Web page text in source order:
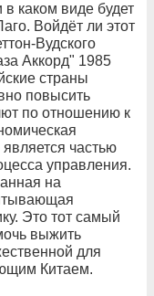
каком виде будет
Войдёт ли этот
Вудского
Аккорд" 1985
страны
повысить
по отношению к
частью
управления.
на
Это тот самый
выжить
для
Китаем.